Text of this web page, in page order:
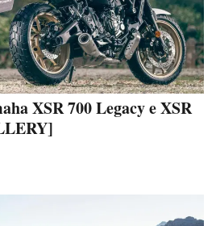
XSR 700 Legacy e XSR